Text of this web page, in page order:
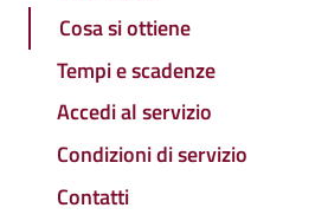
Cosa si ottiene
Tempi e scadenze
Accedi al servizio
Condizioni di servizio
Contatti